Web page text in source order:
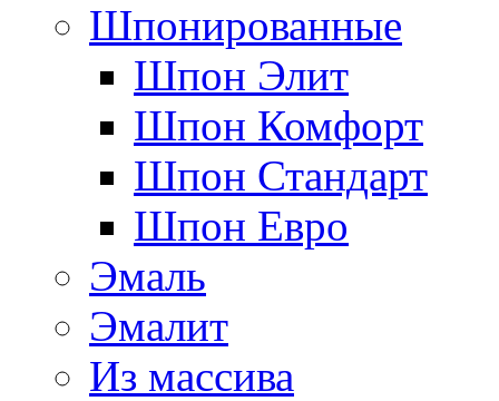
Шпонированные
Шпон Элит
Шпон Комфорт
Шпон Стандарт
Шпон Евро
Эмаль
Эмалит
Из массива